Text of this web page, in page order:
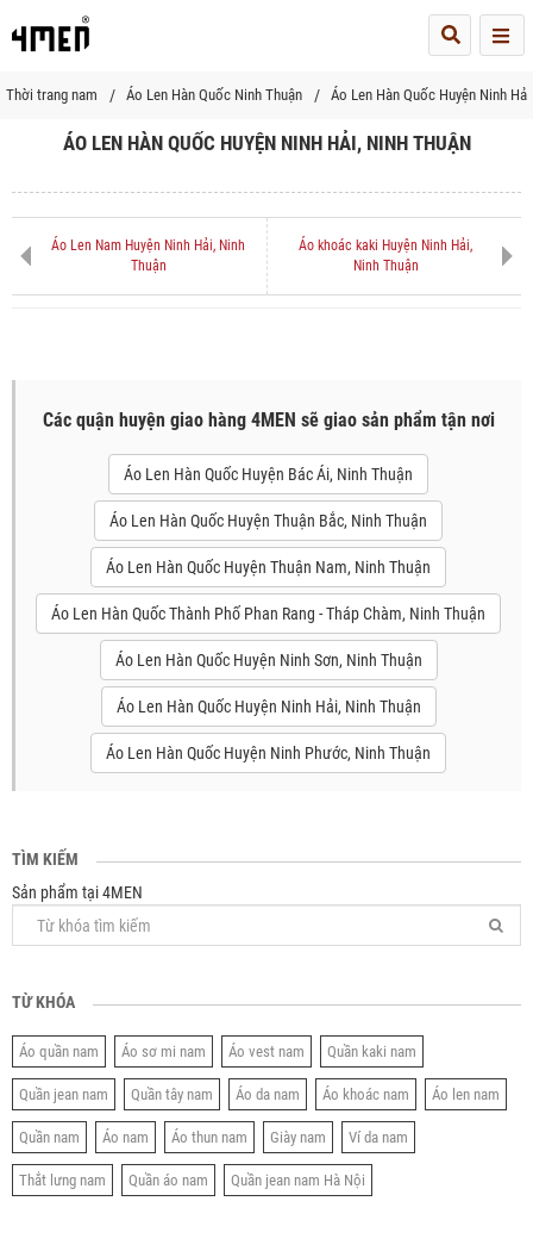
Thời trang nam Áo Len Hàn Quốc Ninh Thuận Áo Len Hàn Quốc Huyện Ninh
ÁO LEN HÀN QUỐC HUYỆN NINH HẢI, NINH THUẬN
Áo Len Nam Huyện Ninh Hải, Ninh
Thuận
Áo khoác kaki Huyện Ninh Hải,
Ninh Thuận
Các quận huyện giao hàng 4MEN sẽ giao sản phẩm tận nơi
Áo Len Hàn Quốc Huyện Bác Ái, Ninh Thuận
Áo Len Hàn Quốc Huyện Thuận Bắc, Ninh Thuận
Áo Len Hàn Quốc Huyện Thuận Nam, Ninh Thuận
Áo Len Hàn Quốc Thành Phố Phan Rang - Tháp Chàm, Ninh Thuận
Áo Len Hàn Quốc Huyện Ninh Sơn, Ninh Thuận
Áo Len Hàn Quốc Huyện Ninh Hải, Ninh Thuận
Áo Len Hàn Quốc Huyện Ninh Phước, Ninh Thuận
TÌM KIẾM
Sản phẩm tại 4MEN
TỪ KHÓA
Áo quần nam Áo sơ mi nam Áo vest nam Quần kaki nam
Quần jean nam Quần tây nam Áo da nam Áo khoác nam Áo len nam
Quần nam Áo nam Áo thun nam Giày nam Ví da nam
Thắt lưng nam Quần áo nam Quần jean nam Hà Nội